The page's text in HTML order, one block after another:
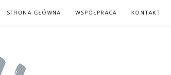
STRONA GŁÓWNA WSPÓŁPRACA KONTAKT